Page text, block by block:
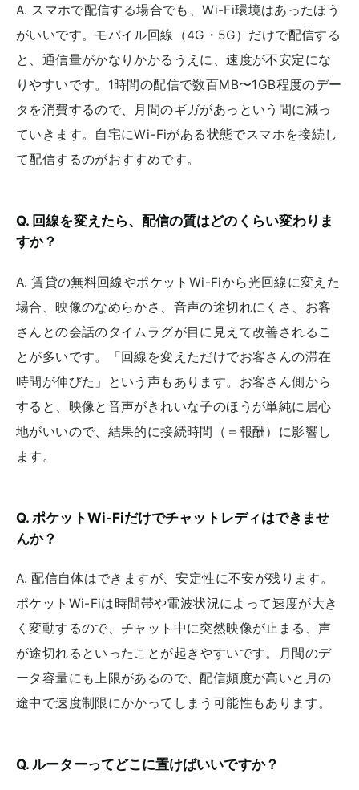
A. スマホで配信する場合でも、Wi-Fi環境はあったほう
がいいです。モバイル回線（4G・5G）だけで配信する
と、通信量がかなりかかるうえに、速度が不安定にな
りやすいです。1時間の配信で数百MB〜1GB程度のデー
タを消費するので、月間のギガがあっという間に減っ
ていきます。自宅にWi-Fiがある状態でスマホを接続し
て配信するのがおすすめです。
Q. 回線を変えたら、配信の質はどのくらい変わりま
すか？
A. 賃貸の無料回線やポケットWi-Fiから光回線に変えた
場合、映像のなめらかさ、音声の途切れにくさ、お客
さんとの会話のタイムラグが目に見えて改善されるこ
とが多いです。「回線を変えただけでお客さんの滞在
時間が伸びた」という声もあります。お客さん側から
すると、映像と音声がきれいな子のほうが単純に居心
地がいいので、結果的に接続時間（＝報酬）に影響し
ます。
Q. ポケットWi-Fiだけでチャットレディはできませ
んか？
A. 配信自体はできますが、安定性に不安が残ります。
ポケットWi-Fiは時間帯や電波状況によって速度が大き
く変動するので、チャット中に突然映像が止まる、声
が途切れるといったことが起きやすいです。月間のデ
ータ容量にも上限があるので、配信頻度が高いと月の
途中で速度制限にかかってしまう可能性もあります。
Q. ルーターってどこに置けばいいですか？